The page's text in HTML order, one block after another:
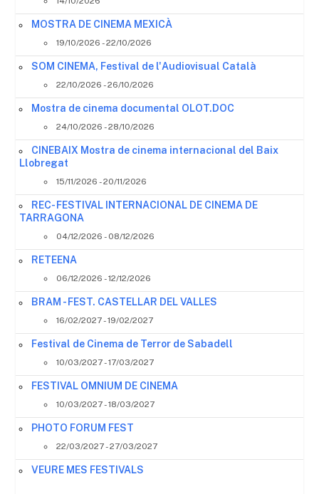
MOSTRA DE CINEMA MEXICÀ
19/10/2026 - 22/10/2026
SOM CINEMA, Festival de l'Audiovisual Català
22/10/2026 - 26/10/2026
Mostra de cinema documental OLOT.DOC
24/10/2026 - 28/10/2026
CINEBAIX Mostra de cinema internacional del Baix
Llobregat
15/11/2026 - 20/11/2026
REC- FESTIVAL INTERNACIONAL DE CINEMA DE
TARRAGONA
04/12/2026 - 08/12/2026
RETEENA
06/12/2026 - 12/12/2026
BRAM - FEST. CASTELLAR DEL VALLES
16/02/2027 - 19/02/2027
Festival de Cinema de Terror de Sabadell
10/03/2027 - 17/03/2027
FESTIVAL OMNIUM DE CINEMA
10/03/2027 - 18/03/2027
PHOTO FORUM FEST
22/03/2027 - 27/03/2027
VEURE MES FESTIVALS